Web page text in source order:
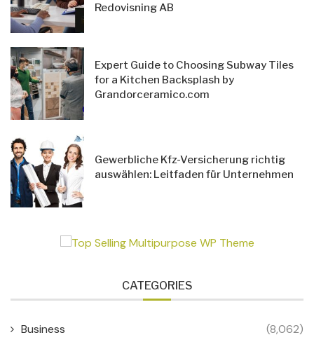
Redovisning AB
Expert Guide to Choosing Subway Tiles
for a Kitchen Backsplash by
Grandorceramico.com
Gewerbliche Kfz-Versicherung richtig
auswählen: Leitfaden für Unternehmen
CATEGORIES
Business (8,062)